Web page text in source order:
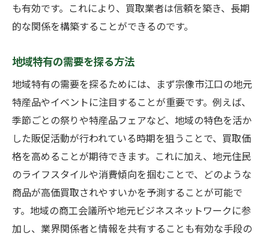
も有効です。これにより、買取業者は信頼を築き、長期
的な関係を構築することができるのです。
地域特有の需要を探る方法
地域特有の需要を探るためには、まず宗像市江口の地元
特産品やイベントに注目することが重要です。例えば、
季節ごとの祭りや特産品フェアなど、地域の特色を活か
した販促活動が行われている時期を狙うことで、買取価
格を高めることが期待できます。これに加え、地元住民
のライフスタイルや消費傾向を掴むことで、どのような
商品が高価買取されやすいかを予測することが可能で
す。地域の商工会議所や地元ビジネスネットワークに参
加し、業界関係者と情報を共有することも有効な手段の